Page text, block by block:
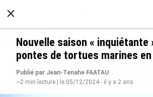
À LA UNE POLITIQUE ECONOMIE
Nouvelle saison « inquiétante
pontes de tortues marines en
Publié par Jean-Tenahe FAATAU
~2 min lecture | le 05/12/2024 - il y a 2 ans